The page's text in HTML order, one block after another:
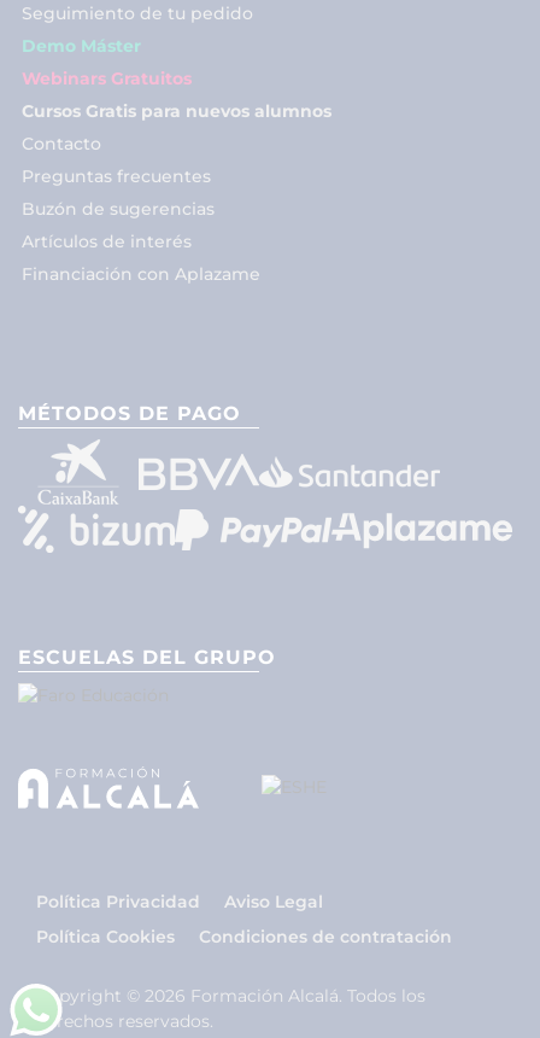
Seguimiento de tu pedido
Demo Máster
Webinars Gratuitos
Cursos Gratis para nuevos alumnos
Contacto
Preguntas frecuentes
Buzón de sugerencias
Artículos de interés
Financiación con Aplazame
MÉTODOS DE PAGO
ESCUELAS DEL GRUPO
Política Privacidad
Aviso Legal
Política Cookies
Condiciones de contratación
Copyright © 2026 Formación Alcalá. Todos los
derechos reservados.